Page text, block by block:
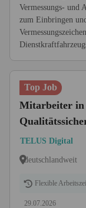
Vermessungs- und
zum Einbringen
Top Job
Mitarbeiter in
Bewerter (m/
TELUS Digital
deutschlandweit
Flexible
29.07.2026